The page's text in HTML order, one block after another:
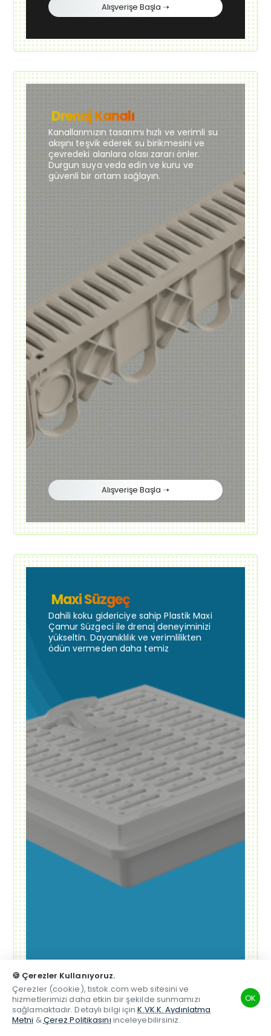
TSM Hesabım Whatsapp Telefon Beğenilen
🍪 Çerezler Kullanıyoruz.
Çerezler (cookie), tistok.com web sitesini ve
hizmetlerimizi daha etkin bir şekilde sunmamızı
sağlamaktadır. Detaylı bilgi içinK.VK.K. Aydınlatma
Metni &Çerez Politikasını inceleyebilirsiniz.
OK
Alışverişe Başla ➝
Drenaj Kanalı
Kanallarımızın tasarımı hızlı ve verimli su
akışını teşvik ederek su birikmesini ve
çevredeki alanlara olası zararı önler.
Durgun suya veda edin ve kuru ve
güvenli bir ortam sağlayın.
Alışverişe Başla ➝
Maxi Süzgeç
Dahili koku gidericiye sahip Plastik Maxi
Çamur Süzgeci ile drenaj deneyiminizi
yükseltin. Dayanıklılık ve verimlilikten
ödün vermeden daha temiz
Alışverişe Başla ➝